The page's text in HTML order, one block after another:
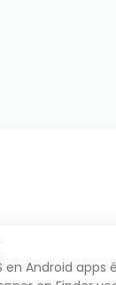
en Android apps